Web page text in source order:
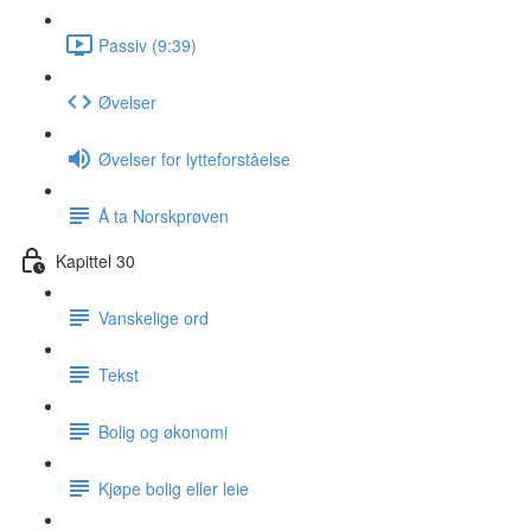
Passiv (9:39)
Øvelser
Øvelser for lytteforståelse
Å ta Norskprøven
Kapittel 30
Vanskelige ord
Tekst
Bolig og økonomi
Kjøpe bolig eller leie